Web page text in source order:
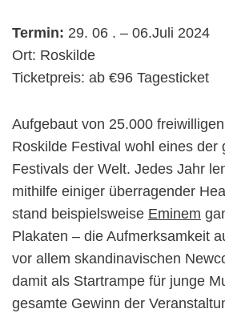
Termin: 29. 06 . – 06.Juli 2024
Ort: Roskilde
Ticketpreis: ab €96 Tagesticket
Aufgebaut von 25.000
Roskilde Festival wohl eines der
Festivals der Welt. Jedes Jahr
mithilfe einiger überragender
stand beispielsweise Eminem
Plakaten – die Aufmerksamkeit
vor allem skandinavischen
damit als Startrampe für junge
gesamte Gewinn der